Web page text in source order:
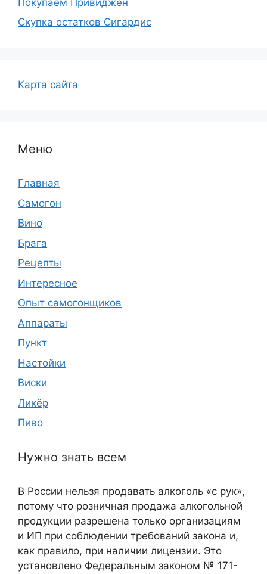
Скупка остатков Сигардис
Карта сайта
Меню
Главная
Самогон
Вино
Брага
Рецепты
Интересное
Опыт самогонщиков
Аппараты
Пункт
Настойки
Виски
Ликёр
Пиво
Нужно знать всем
В России нельзя продавать алкоголь «с рук»,
потому что розничная продажа алкогольной
продукции разрешена только организациям
и ИП при соблюдении требований закона и,
как правило, при наличии лицензии. Это
установлено Федеральным законом № 171-